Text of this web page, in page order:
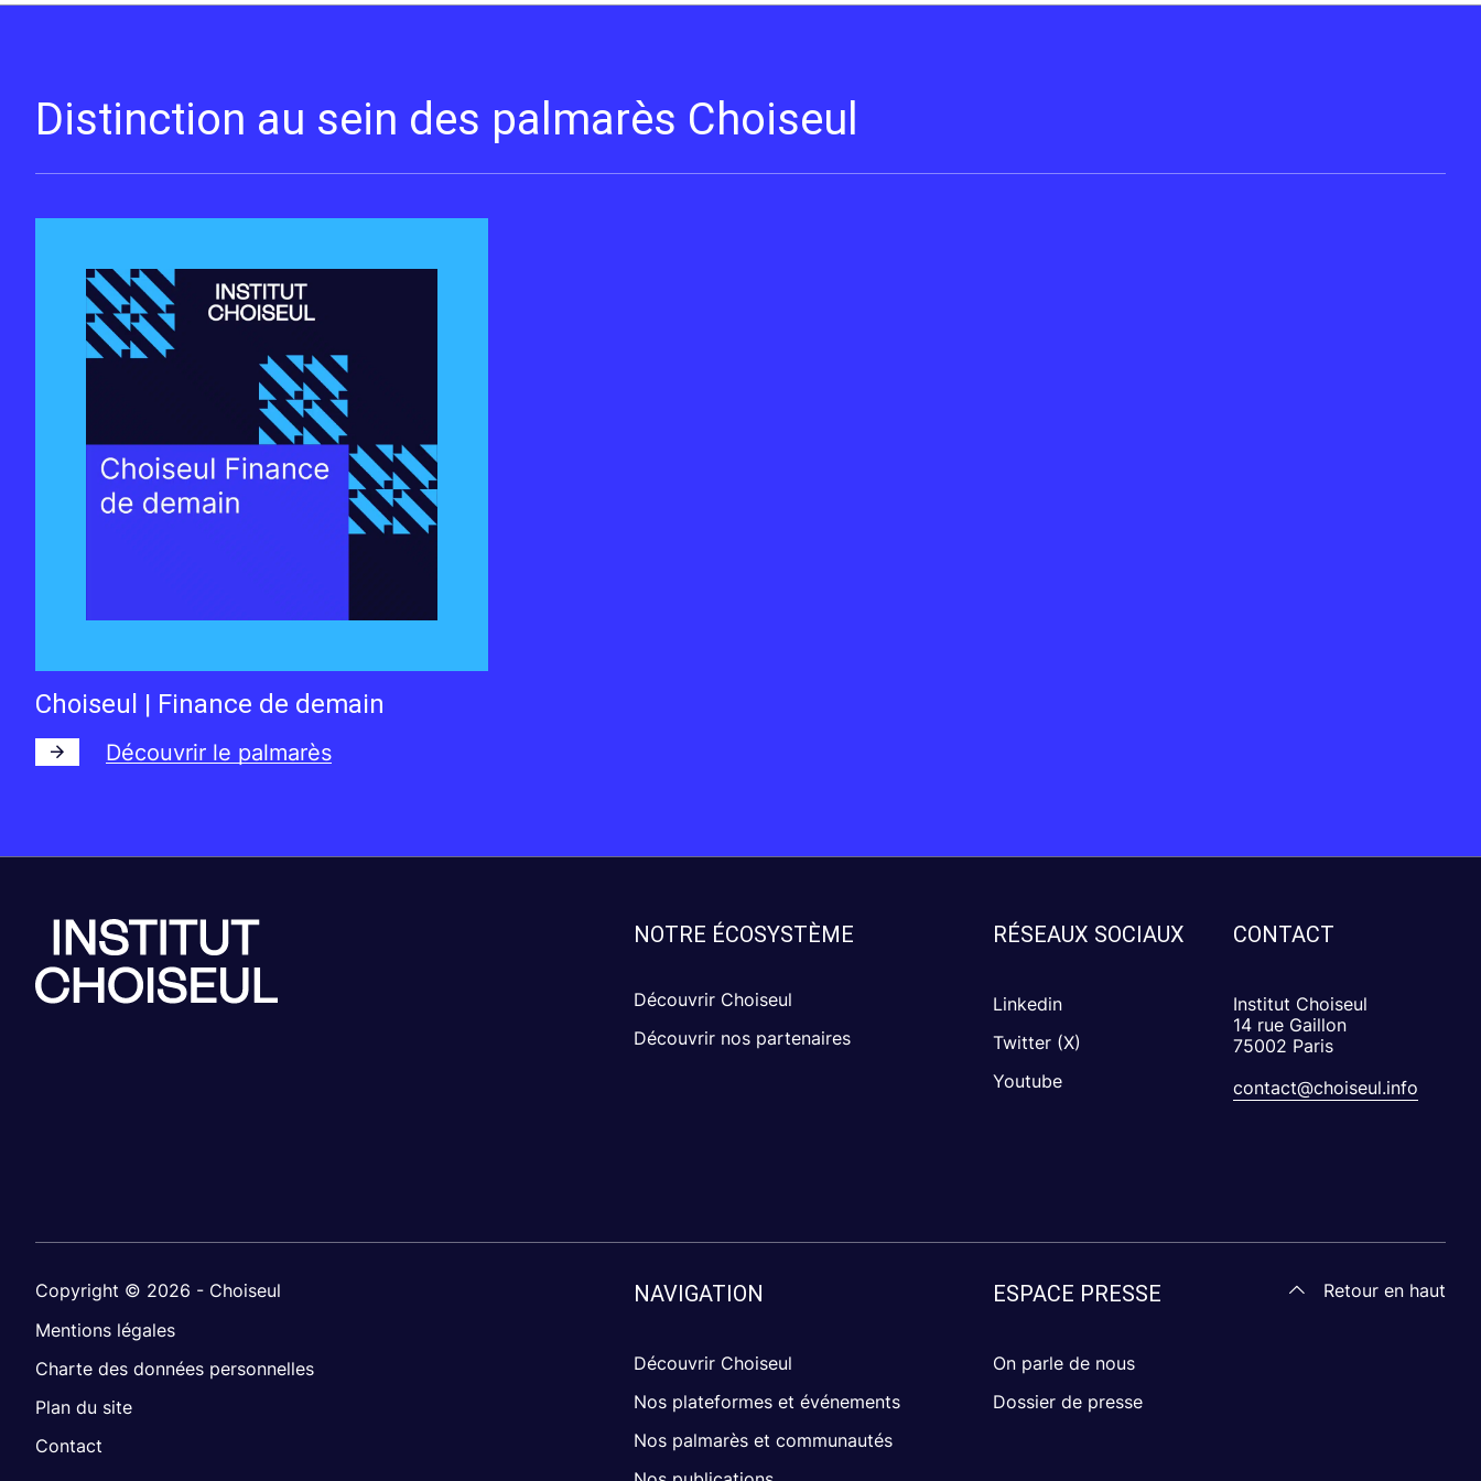
Distinction au sein des palmarès Choiseul
Choiseul | Finance de demain
Découvrir le palmarès
NOTRE ÉCOSYSTÈME
Découvrir Choiseul
Découvrir nos partenaires
RÉSEAUX SOCIAUX
Linkedin
Twitter (X)
Youtube
CONTACT
Institut Choiseul
14 rue Gaillon
75002 Paris
contact@choiseul.info
Copyright © 2026 - Choiseul
Mentions légales
Charte des données personnelles
Plan du site
Contact
NAVIGATION
Découvrir Choiseul
Nos plateformes et événements
Nos palmarès et communautés
ESPACE PRESSE
On parle de nous
Dossier de presse
Retour en haut